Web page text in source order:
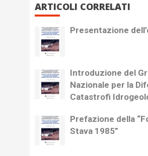
ARTICOLI CORRELATI
Presentazione
Introduzione del
Nazionale per la
Catastrofi
Prefazione della
Stava 1985”